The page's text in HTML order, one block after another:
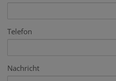
Telefon
Nachricht